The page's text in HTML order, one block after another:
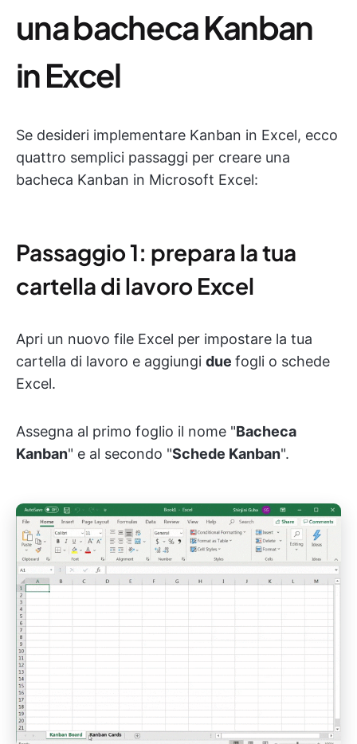
una bacheca Kanban
in Excel
Se desideri implementare Kanban in Excel, ecco
quattro semplici passaggi per creare una
bacheca Kanban in Microsoft Excel:
Passaggio 1: prepara la tua
cartella di lavoro Excel
Apri un nuovo file Excel per impostare la tua
cartella di lavoro e aggiungi due fogli o schede
Excel.
Assegna al primo foglio il nome "Bacheca
Kanban" e al secondo "Schede Kanban".